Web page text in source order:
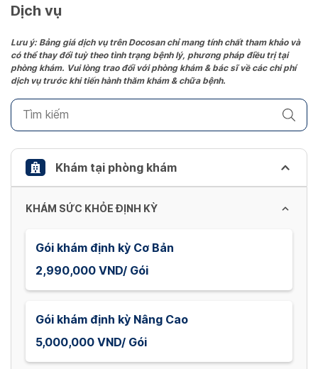
date.
the
question
mark
to
keyboard
shortcuts
changing
Dịch vụ
Lưu ý: Bảng giá dịch vụ trên Docosan chỉ mang tính chất tham khảo và
có thể thay đổi tuỳ theo tình trạng bệnh lý, phương pháp điều trị tại
phòng khám. Vui lòng trao đổi với phòng khám & bác sĩ về các chi phí
dịch vụ trước khi tiến hành thăm khám & chữa bệnh.
Khám tại phòng khám
KHÁM SỨC KHỎE ĐỊNH KỲ
Gói khám định kỳ Cơ Bản
2,990,000 VND/ Gói
Gói khám định kỳ Nâng Cao
5,000,000 VND/ Gói